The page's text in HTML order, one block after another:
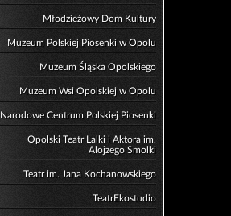
Młodzieżowy Dom Kultury
Muzeum Polskiej Piosenki w Opolu
Muzeum Śląska Opolskiego
Muzeum Wsi Opolskiej w Opolu
Narodowe Centrum Polskiej Piosenki
Opolski Teatr Lalki i Aktora im.
Alojzego Smolki
Teatr im. Jana Kochanowskiego
TeatrEkostudio